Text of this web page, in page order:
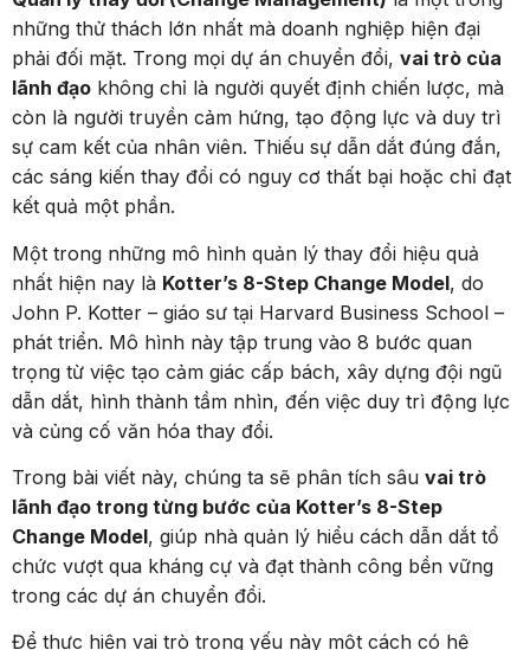
những thử thách lớn nhất mà doanh nghiệp hiện đại
phải đối mặt. Trong mọi dự án chuyển đổi, vai trò của
lãnh đạo không chỉ là người quyết định chiến lược, mà
còn là người truyền cảm hứng, tạo động lực và duy trì
sự cam kết của nhân viên. Thiếu sự dẫn dắt đúng đắn,
các sáng kiến thay đổi có nguy cơ thất bại hoặc chỉ đạt
kết quả một phần.
Một trong những mô hình quản lý thay đổi hiệu quả
nhất hiện nay là Kotter’s 8-Step Change Model, do
John P. Kotter – giáo sư tại Harvard Business School –
phát triển. Mô hình này tập trung vào 8 bước quan
trọng từ việc tạo cảm giác cấp bách, xây dựng đội ngũ
dẫn dắt, hình thành tầm nhìn, đến việc duy trì động lực
và củng cố văn hóa thay đổi.
Trong bài viết này, chúng ta sẽ phân tích sâu vai trò
lãnh đạo trong từng bước của Kotter’s 8-Step
Change Model, giúp nhà quản lý hiểu cách dẫn dắt tổ
chức vượt qua kháng cự và đạt thành công bền vững
trong các dự án chuyển đổi.
Để thực hiện vai trò trọng yếu này một cách có hệ